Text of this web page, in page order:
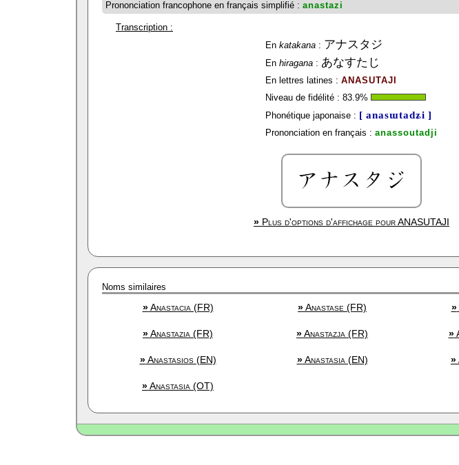
Prononciation francophone en français simplifié : anastazi
Transcription :
En katakana : アナスタジ
En hiragana : あなすたじ
En lettres latines : ANASUTAJI
Niveau de fidélité : 83.9%
Phonétique japonaise : [ anasɯtadʑi ]
Prononciation en français : anassoutadji
» Plus d'options d'affichage pourANASUTAJI
Noms similaires
»Anastacia (FR) »Anastase (FR) »
»Anastazia (FR) »Anastazja (FR) »
»Anastasios (EN) »Anastasia (EN) »
»Anastasia (OT)